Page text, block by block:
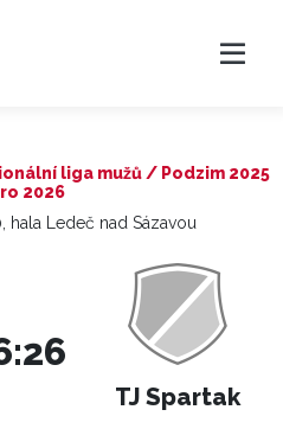
liga mužů / Podzim 2025
2026
hala Ledeč nad Sázavou
TJ Spartak